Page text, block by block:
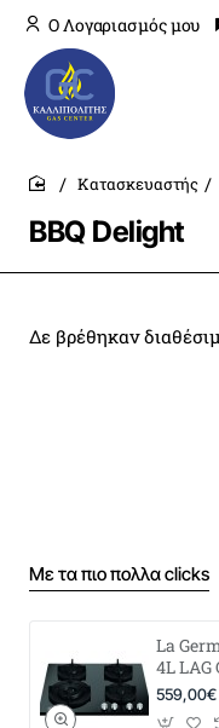
O Λογαριασμός μου
BBQ Delight
home
Κατασκευαστής
Δε βρέθηκαν
Με τα πιο πολλα clicks
La
4L LAG
559,00€